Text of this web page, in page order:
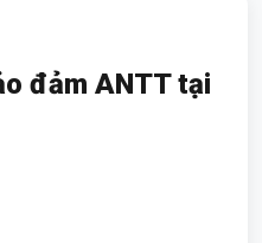
đảm ANTT tại